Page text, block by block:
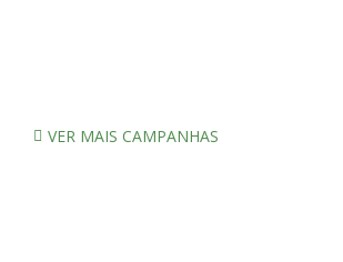
VER MAIS CAMPANHAS